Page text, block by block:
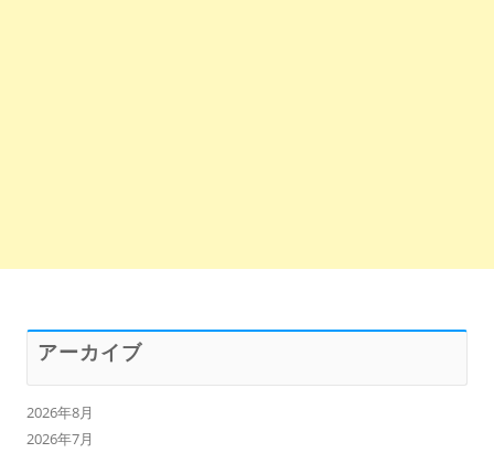
アーカイブ
2026年8月
2026年7月